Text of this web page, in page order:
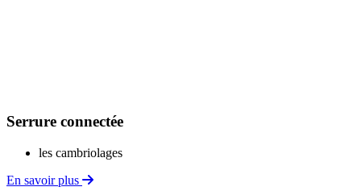
Serrure connectée
les cambriolages
En savoir plus